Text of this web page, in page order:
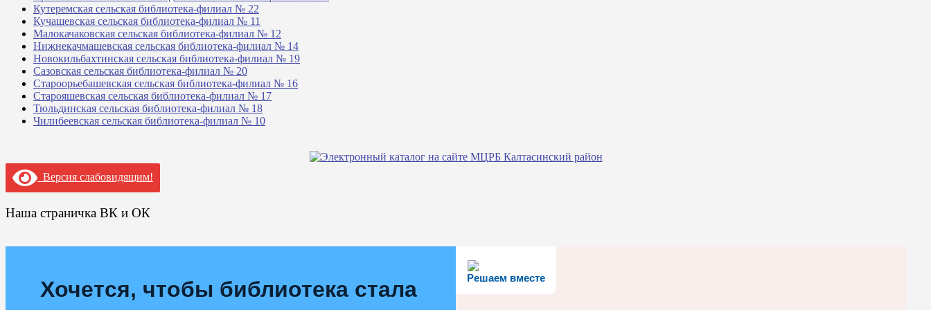
Кутеремская сельская библиотека-филиал № 22
Кучашевская сельская библиотека-филиал № 11
Малокачаковская сельская библиотека-филиал № 12
Нижнекачмашевская сельская библиотека-филиал № 14
Новокильбахтинская сельская библиотека-филиал № 19
Сазовская сельская библиотека-филиал № 20
Староорьебашевская сельская библиотека-филиал № 16
Старояшевская сельская библиотека-филиал № 17
Тюльдинская сельская библиотека-филиал № 18
Чилибеевская сельская библиотека-филиал № 10
Версия слабовидящим!
Наша страничка ВК и ОК
Решаем вместе
Хочется, чтобы библиотека стала